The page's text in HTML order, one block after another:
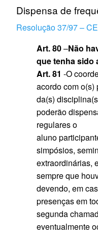
Dispensa de
Resolução 37/97 –
Art. 80–Não
que tenha sido
Art. 81 -O
acordo com o(s)
da(s)
poderão
regulares o
aluno
simpósios,
extraordinárias,
sempre que
devendo, em
presenças em
segunda
eventualmente